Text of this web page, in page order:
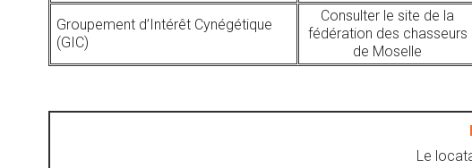
Groupement d’Intérêt Cynégétique
(GIC)
Consulter le site de la
fédération des chasseurs
de Moselle
Le